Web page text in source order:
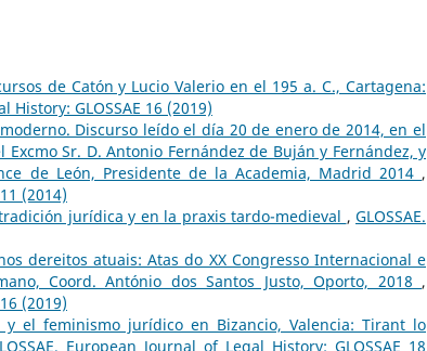
de Catón y Lucio Valerio en el 195 a. C., Cartagena:
History: GLOSSAE 16 (2019)
Discurso leído el día 20 de enero de 2014, en el
Sr. D. Antonio Fernández de Buján y Fernández, y
de León, Presidente de la Academia, Madrid 2014 ,
(2014)
jurídica y en la praxis tardo-medieval ,GLOSSAE.
dereitos atuais: Atas do XX Congresso Internacional e
Coord. António dos Santos Justo, Oporto, 2018 ,
(2019)
y el feminismo jurídico en Bizancio, Valencia: Tirant lo
European Journal of Legal History: GLOSSAE 18